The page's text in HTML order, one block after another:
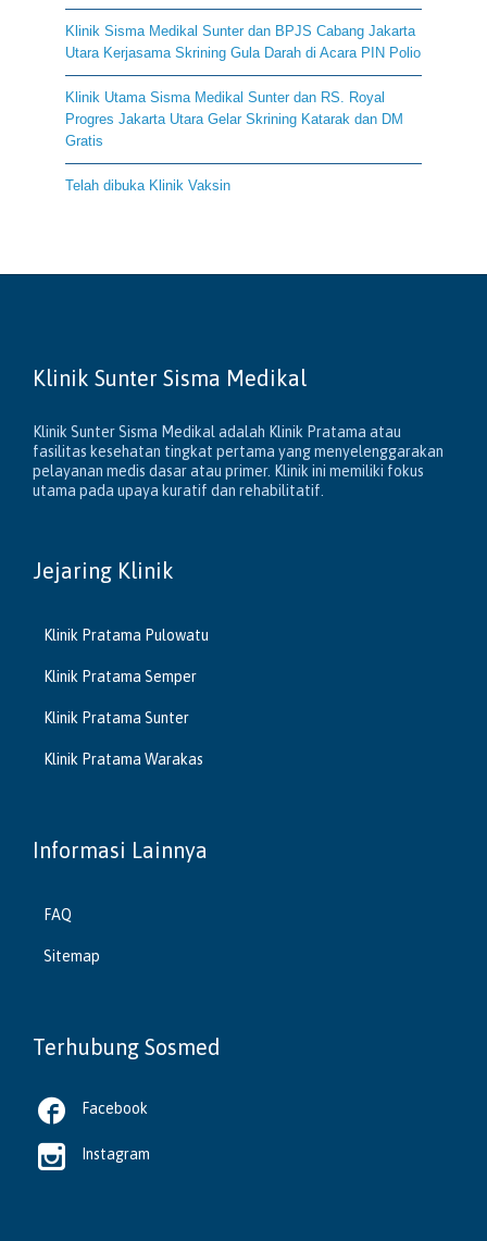
Klinik Sisma Medikal Sunter dan BPJS Cabang Jakarta
Utara Kerjasama Skrining Gula Darah di Acara PIN Polio
Klinik Utama Sisma Medikal Sunter dan RS. Royal
Progres Jakarta Utara Gelar Skrining Katarak dan DM
Gratis
Telah dibuka Klinik Vaksin
Klinik Sunter Sisma Medikal
Klinik Sunter Sisma Medikal adalah Klinik Pratama atau
fasilitas kesehatan tingkat pertama yang menyelenggarakan
pelayanan medis dasar atau primer. Klinik ini memiliki fokus
utama pada upaya kuratif dan rehabilitatif.
Jejaring Klinik
Klinik Pratama Pulowatu
Klinik Pratama Semper
Klinik Pratama Sunter
Klinik Pratama Warakas
Informasi Lainnya
FAQ
Sitemap
Terhubung Sosmed
 Facebook
 Instagram